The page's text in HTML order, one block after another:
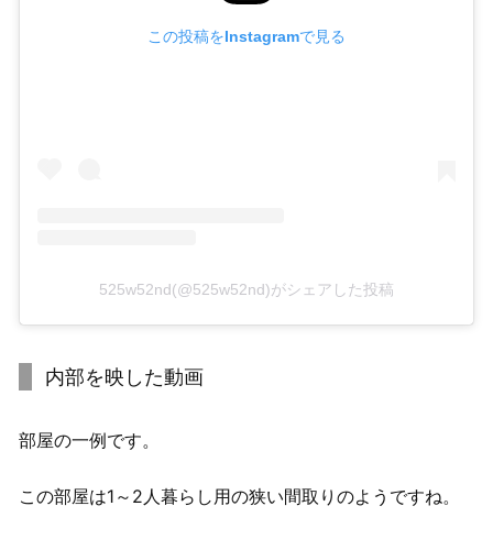
この投稿をInstagramで見る
525w52nd(@525w52nd)がシェアした投稿
内部を映した動画
部屋の一例です。
この部屋は1～2人暮らし用の狭い間取りのようですね。